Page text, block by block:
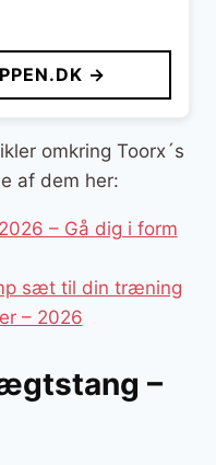
→
omkring Toorx´s
af dem her:
– Gå dig i form
sæt til din træning
– 2026
–